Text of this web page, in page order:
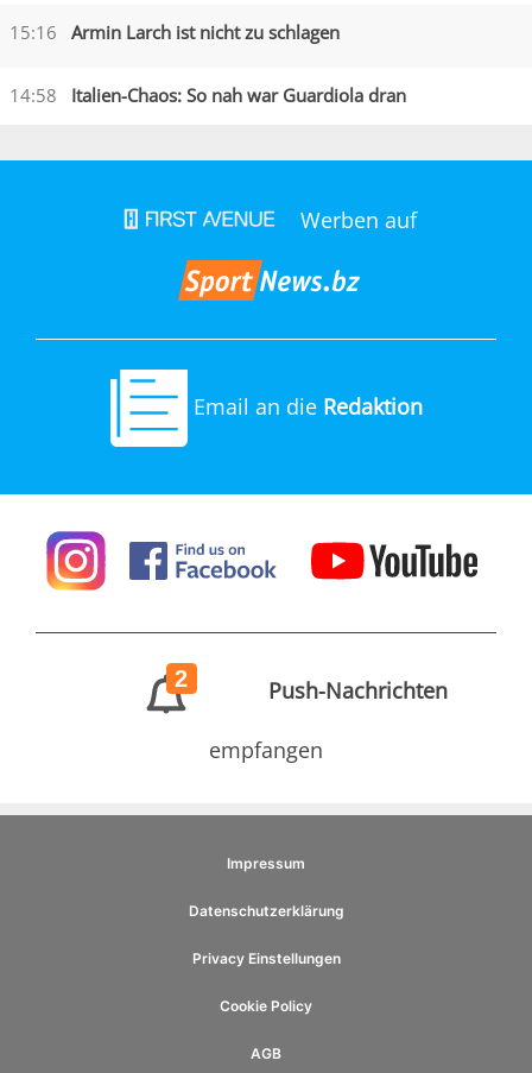
15:16 Armin Larch ist nicht zu schlagen
14:58 Italien-Chaos: So nah war Guardiola dran
Werben auf
Email an die Redaktion
2 Push-Nachrichten
empfangen
Impressum
Datenschutzerklärung
Privacy Einstellungen
Cookie Policy
AGB